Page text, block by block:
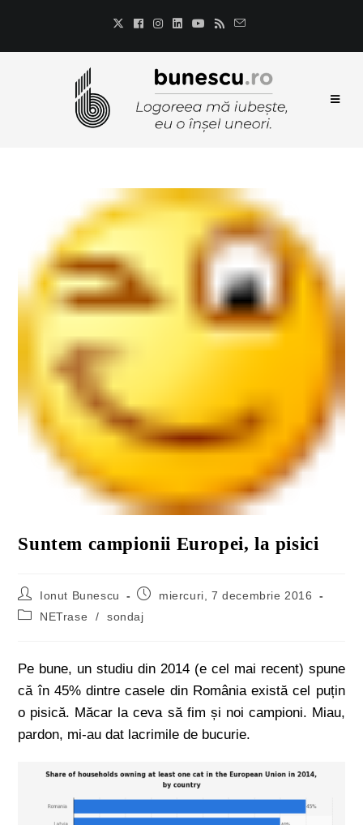
Suntem campionii Europei, la pisici
Ionut Bunescu
miercuri, 7 decembrie 2016
NETrase
/ sondaj
Pe bune, un studiu din 2014 (e cel mai recent) spune
că în 45% dintre casele din România există cel puțin
o pisică. Măcar la ceva să fim și noi campioni. Miau,
pardon, mi-au dat lacrimile de bucurie.